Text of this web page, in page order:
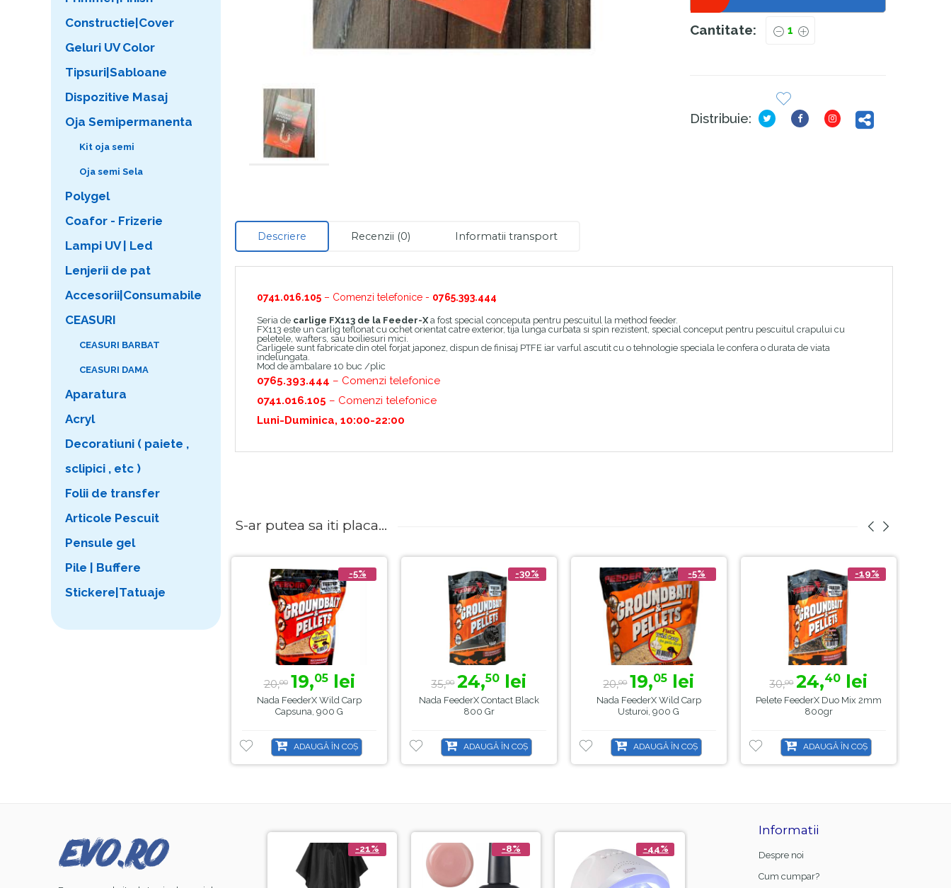
Cantitate:
Distribuie:
Descriere Recenzii (0) Informatii transport
0741.016.105 – Comenzi telefonice - 0765.393.444
Seria de carlige FX113 de la Feeder-Xa fost special conceputa pentru pescuitul la method feeder.
FX113 este un carlig teflonat cu ochet orientat catre exterior, tija lunga curbata si spin rezistent, special conceput pentru pescuitul crapului cu
peletele, wafters, sau boiliesuri mici.
Carligele sunt fabricate din otel forjat japonez, dispun de finisaj PTFE iar varful ascutit cu o tehnologie speciala le confera o durata de viata
indelungata.
Mod de ambalare 10 buc /plic
0765.393.444 – Comenzi telefonice
0741.016.105 – Comenzi telefonice
Luni-Duminica, 10:00-22:00
S-ar putea sa iti placa...
-5%
20,00 19,05lei
Nada FeederX Wild Carp
Capsuna, 900 G
ADAUGĂ ÎN COȘ
-30%
35,00 24,50 lei
Nada FeederX Contact Black
800 Gr
ADAUGĂ ÎN COȘ
-5%
20,00 19,05 lei
Nada FeederX Wild Carp
Usturoi, 900 G
ADAUGĂ ÎN COȘ
-19%
30,00 24,40 lei
Pelete FeederX Duo Mix 2mm
800gr
ADAUGĂ ÎN COȘ
Constructie|Cover
Geluri UV Color
Tipsuri|Sabloane
Dispozitive Masaj
Oja Semipermanenta
Kit oja semi
Oja semi Sela
Polygel
Coafor - Frizerie
Lampi UV | Led
Lenjerii de pat
Accesorii|Consumabile
CEASURI
CEASURI BARBAT
CEASURI DAMA
Aparatura
Acryl
Decoratiuni ( paiete ,
sclipici , etc )
Folii de transfer
Articole Pescuit
Pensule gel
Pile | Buffere
Stickere|Tatuaje
-8% -21% -8% -44% -21%
Informatii
Despre noi
Cum cumpar?